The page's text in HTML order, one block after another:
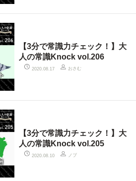
【3分で常識力チェック！】大
人の常識Knock vol.206
2020.08.17 おさむ
【3分で常識力チェック！】大
人の常識Knock vol.205
2020.08.10 ノブ